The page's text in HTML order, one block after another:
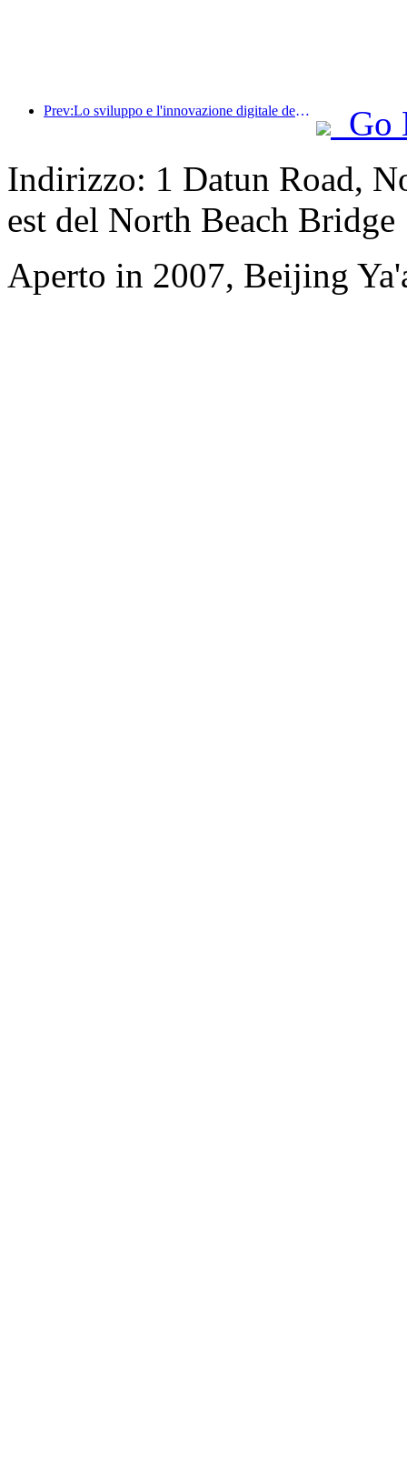
Prev:Lo sviluppo e l'innovazione digitale degli hotel di fascia alta in Cina
Go
Indirizzo: 1 Datun Road,
est del North Beach Bridge
Aperto in 2007, Beijing